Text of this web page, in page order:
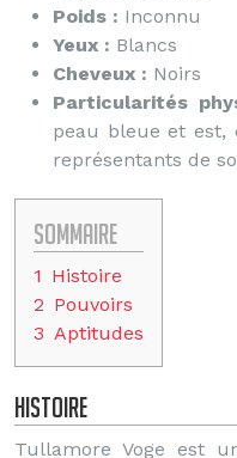
Poids : Inconnu
Yeux : Blancs
Cheveux : Noirs
Particularités
peau bleue et est,
représentants de
Sommaire
1 Histoire
2 Pouvoirs
3 Aptitudes
Histoire
Tullamore Voge est